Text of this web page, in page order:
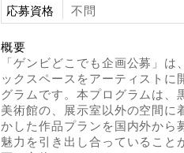
応募資格
不問
概要
「ゲンビどこでも企画公募」
ックスペースをアーティスト
グラムです。本プログラムは、
美術館の、展示室以外の空間に
かした作品プランを国内外から
魅力を引き出し合っていること